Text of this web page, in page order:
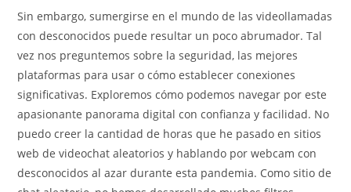
Sin embargo, sumergirse en el mundo de las videollamadas
con desconocidos puede resultar un poco abrumador. Tal
vez nos preguntemos sobre la seguridad, las mejores
plataformas para usar o cómo establecer conexiones
significativas. Exploremos cómo podemos navegar por este
apasionante panorama digital con confianza y facilidad. No
puedo creer la cantidad de horas que he pasado en sitios
web de videochat aleatorios y hablando por webcam con
desconocidos al azar durante esta pandemia. Como sitio de